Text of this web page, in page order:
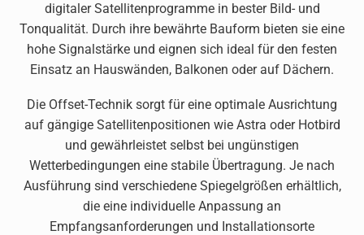
digitaler Satellitenprogramme in bester Bild- und
Tonqualität. Durch ihre bewährte Bauform bieten sie eine
hohe Signalstärke und eignen sich ideal für den festen
Einsatz an Hauswänden, Balkonen oder auf Dächern.
Die Offset-Technik sorgt für eine optimale Ausrichtung
auf gängige Satellitenpositionen wie Astra oder Hotbird
und gewährleistet selbst bei ungünstigen
Wetterbedingungen eine stabile Übertragung. Je nach
Ausführung sind verschiedene Spiegelgrößen erhältlich,
die eine individuelle Anpassung an
Empfangsanforderungen und Installationsorte